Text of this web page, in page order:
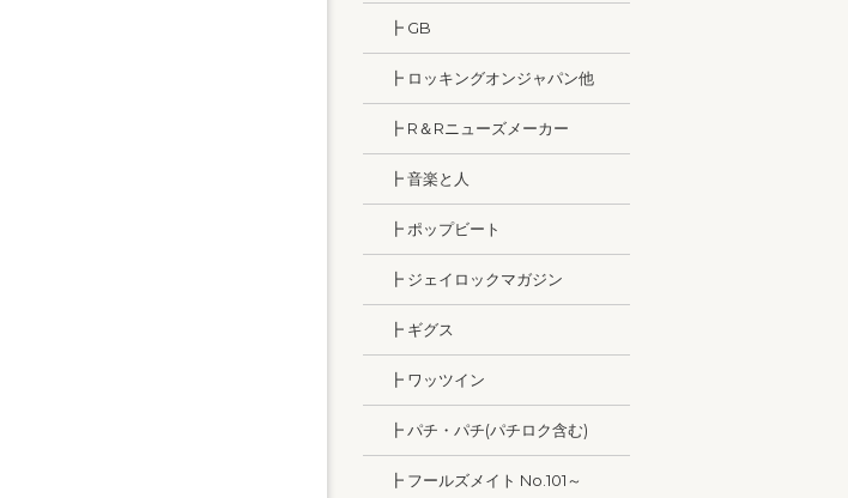
┣ GB
┣ ロッキングオンジャパン他
┣ R＆Rニューズメーカー
┣ 音楽と人
┣ ポップビート
┣ ジェイロックマガジン
┣ ギグス
┣ ワッツイン
┣ パチ・パチ(パチロク含む)
┣ フールズメイト No.101～